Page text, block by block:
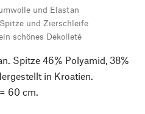
und Elastan
und Zierschleife
schönes Dekolleté
Spitze 46% Polyamid, 38%
in Kroatien.
60 cm.